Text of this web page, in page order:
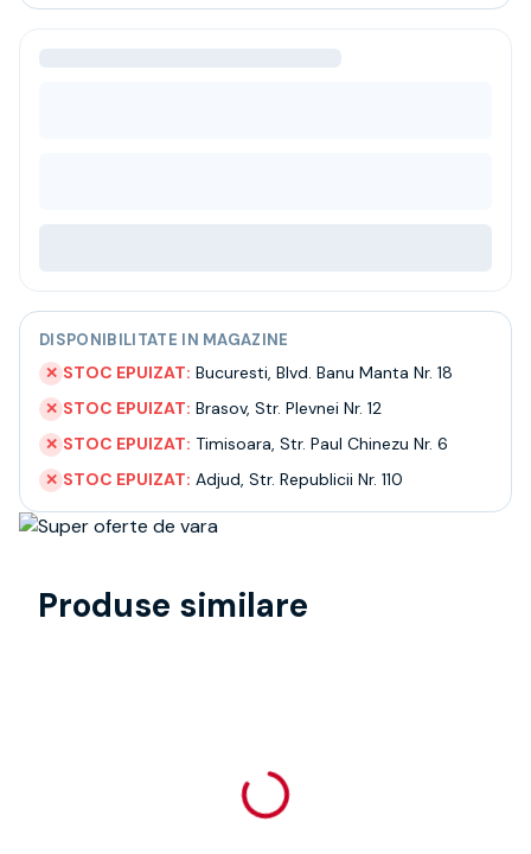
Ceai
Politica de confidentialitate
Intrebari frecvente
DISPONIBILITATE IN MAGAZINE
✕ STOC EPUIZAT: Bucuresti, Blvd. Banu Manta Nr. 18
✕ STOC EPUIZAT: Brasov, Str. Plevnei Nr. 12
✕ STOC EPUIZAT: Timisoara, Str. Paul Chinezu Nr. 6
✕ STOC EPUIZAT: Adjud, Str. Republicii Nr. 110
Produse similare